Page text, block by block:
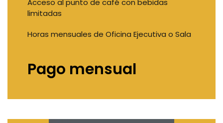
Acceso al punto de café con bebidas
limitadas
Horas mensuales de Oficina Ejecutiva o Sala
Pago mensual